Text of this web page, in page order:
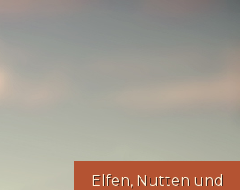
Elfen, Nuttenund